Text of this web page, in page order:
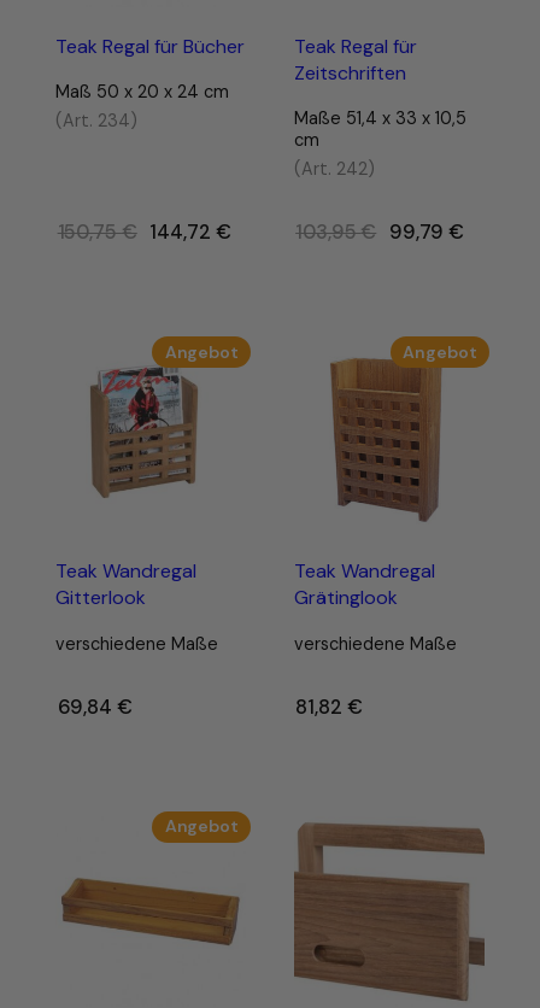
Teak Regal für Bücher
Maß 50 x 20 x 24 cm
(Art. 234)
150,75€ Ursprünglicher
144,72 €
Teak Regal für
Zeitschriften
Maße 51,4 x 33 x 10,5
cm
(Art. 242)
103,95€ Ursprünglicher
99,79€
AngebotProdukt
im
Teak Wandregal
Gitterlook
verschiedene Maße
69,84 €
Angebot
im
Teak Wandregal
Grätinglook
verschiedene Maße
81,82 €
AngebotProdukt
im
Angebot